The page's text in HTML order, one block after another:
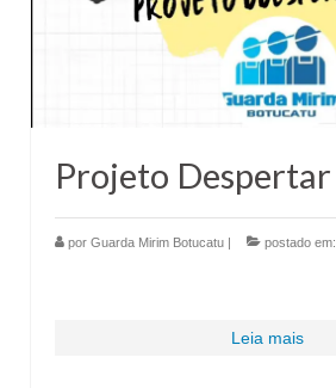
Projeto Despertar
por Guarda Mirim Botucatu | postado em:
Leia mais